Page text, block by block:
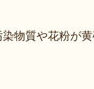
物質や花粉が